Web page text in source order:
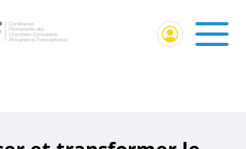
: défis post-AGOA et perspectives